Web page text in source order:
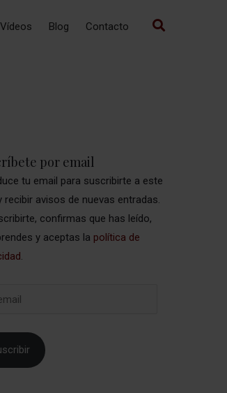
Vídeos Blog Contacto
por email
tu email para suscribirte a este
recibir avisos de nuevas entradas.
confirmas que has leído,
y aceptas la política de
.